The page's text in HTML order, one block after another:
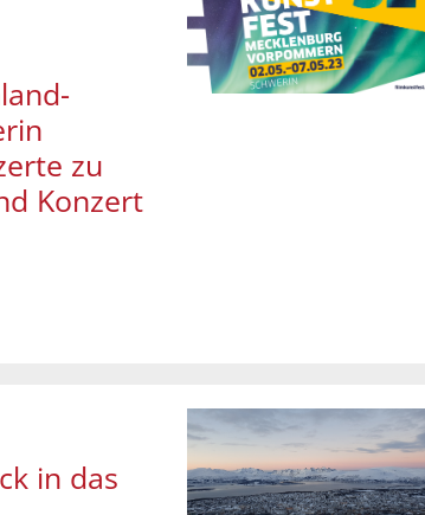
zu
Konzert
in das